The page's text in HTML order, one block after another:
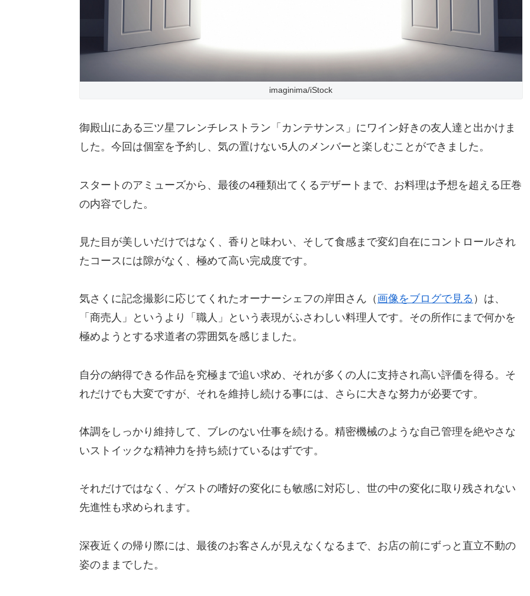
imaginima/iStock
御殿山にある三ツ星フレンチレストラン「カンテサンス」にワイン好きの友人達と出かけま
した。今回は個室を予約し、気の置けない5人のメンバーと楽しむことができました。
スタートのアミューズから、最後の4種類出てくるデザートまで、お料理は予想を超える圧巻
の内容でした。
見た目が美しいだけではなく、香りと味わい、そして食感まで変幻自在にコントロールされ
たコースには隙がなく、極めて高い完成度です。
気さくに記念撮影に応じてくれたオーナーシェフの岸田さん（ 画像をブログで見る ）は、
「商売人」というより「職人」という表現がふさわしい料理人です。その所作にまで何かを
極めようとする求道者の雰囲気を感じました。
自分の納得できる作品を究極まで追い求め、それが多くの人に支持され高い評価を得る。そ
れだけでも大変ですが、それを維持し続ける事には、さらに大きな努力が必要です。
体調をしっかり維持して、ブレのない仕事を続ける。精密機械のような自己管理を絶やさな
いストイックな精神力を持ち続けているはずです。
それだけではなく、ゲストの嗜好の変化にも敏感に対応し、世の中の変化に取り残されない
先進性も求められます。
深夜近くの帰り際には、最後のお客さんが見えなくなるまで、お店の前にずっと直立不動の
姿のままでした。